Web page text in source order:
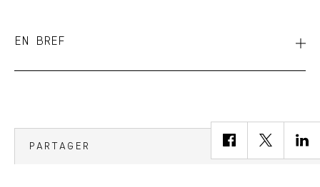
EN BREF
PARTAGER